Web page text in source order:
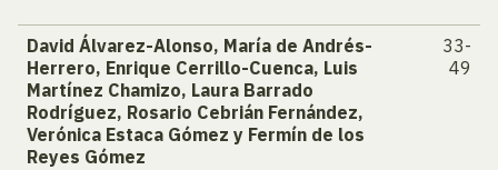
David Álvarez-Alonso, María de Andrés-
Herrero, Enrique Cerrillo-Cuenca, Luis
Martínez Chamizo, Laura Barrado
Rodríguez, Rosario Cebrián Fernández,
Verónica Estaca Gómez y Fermín de los
Reyes Gómez
33-
49